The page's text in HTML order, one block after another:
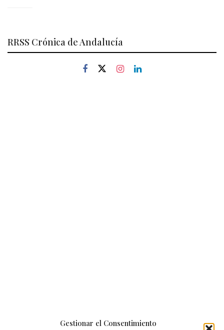
Gestionar el Consentimiento
RRSS Crónica de Andalucía